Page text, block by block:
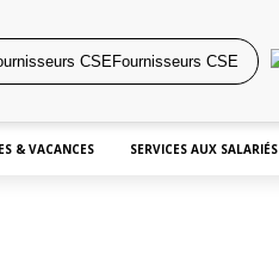
Fournisseurs CSE
& VACANCES SERVICES AUX SALARIÉS